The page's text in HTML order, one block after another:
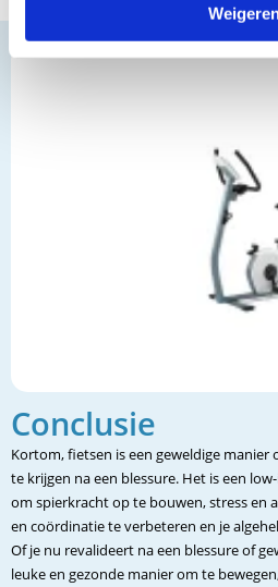
Conclusie
Kortom, fietsen is een geweldige manier
te krijgen na een blessure. Het is een
om spierkracht op te bouwen, stress en
en coördinatie te verbeteren en je
Of je nu revalideert na een blessure of
leuke en gezonde manier om te